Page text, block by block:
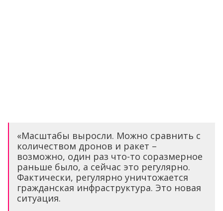
«Масштабы выросли. Можно сравнить с
количеством дронов и ракет –
возможно, один раз что-то соразмерное
раньше было, а сейчас это регулярно.
Фактически, регулярно уничтожается
гражданская инфраструктура. Это новая
ситуация.